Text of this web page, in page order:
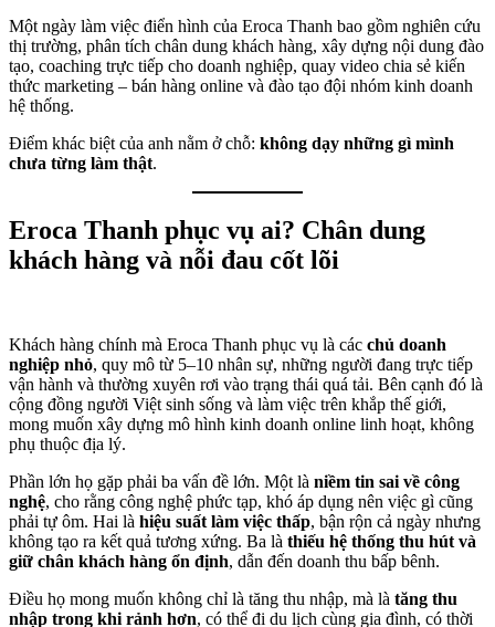
Một ngày làm việc điển hình của Eroca Thanh bao gồm nghiên cứu
thị trường, phân tích chân dung khách hàng, xây dựng nội dung đào
tạo, coaching trực tiếp cho doanh nghiệp, quay video chia sẻ kiến
thức marketing – bán hàng online và đào tạo đội nhóm kinh doanh
hệ thống.
Điểm khác biệt của anh nằm ở chỗ: không dạy những gì mình
chưa từng làm thật.
Eroca Thanh phục vụ ai? Chân dung
khách hàng và nỗi đau cốt lõi
Khách hàng chính mà Eroca Thanh phục vụ là các chủ doanh
nghiệp nhỏ, quy mô từ 5–10 nhân sự, những người đang trực tiếp
vận hành và thường xuyên rơi vào trạng thái quá tải. Bên cạnh đó là
cộng đồng người Việt sinh sống và làm việc trên khắp thế giới,
mong muốn xây dựng mô hình kinh doanh online linh hoạt, không
phụ thuộc địa lý.
Phần lớn họ gặp phải ba vấn đề lớn. Một là niềm tin sai về công
nghệ, cho rằng công nghệ phức tạp, khó áp dụng nên việc gì cũng
phải tự ôm. Hai là hiệu suất làm việc thấp, bận rộn cả ngày nhưng
không tạo ra kết quả tương xứng. Ba là thiếu hệ thống thu hút và
giữ chân khách hàng ổn định, dẫn đến doanh thu bấp bênh.
Điều họ mong muốn không chỉ là tăng thu nhập, mà là tăng thu
nhập trong khi rảnh hơn, có thể đi du lịch cùng gia đình, có thời